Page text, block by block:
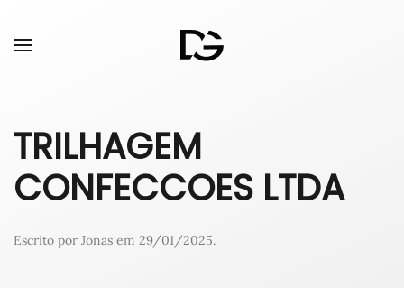
TRILHAGEM
CONFECCOES LTDA
Escrito por Jonas em 29/01/2025.